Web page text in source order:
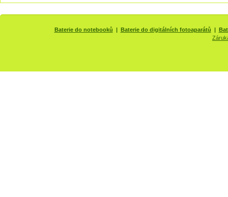
Baterie do notebooků | Baterie do digitálních fotoaparátů |